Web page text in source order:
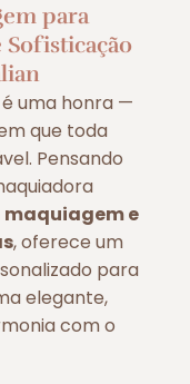
para
Sofisticação
uma honra —
que toda
Pensando
maquiagem e
, oferece um
para
elegante,
com o